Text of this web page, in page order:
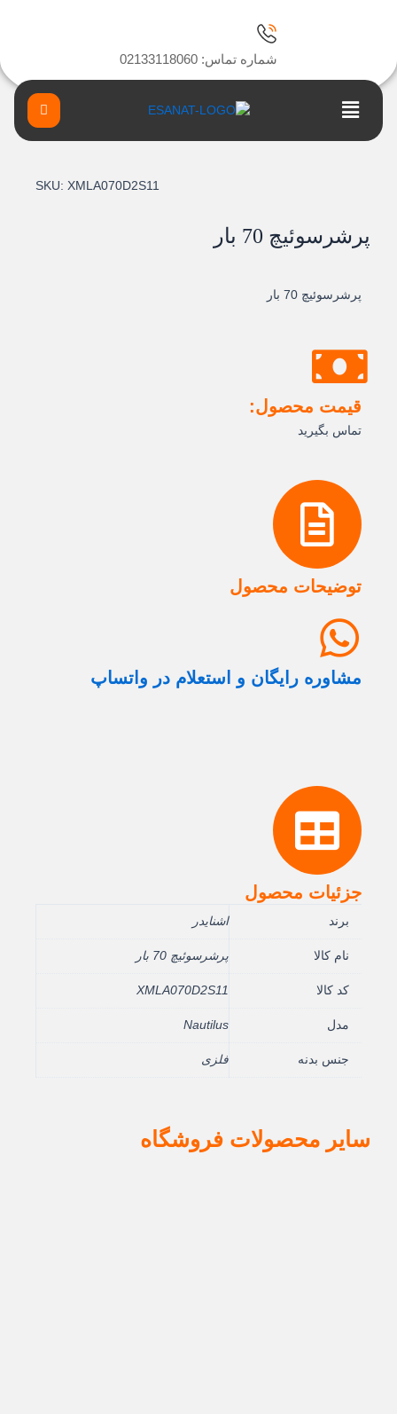
شماره تماس: 02133118060
Main
SKU: XMLA070D2S11
پرشرسوئيچ 70 بار
پرشرسوئيچ 70 بار
قیمت محصول:
تماس بگیرید
توضیحات محصول
مشاوره رایگان و استعلام در واتساپ
جزئیات محصول
برند اشنایدر
نام کالا پرشرسوئيچ 70 بار
کد کالا XMLA070D2S11
مدل Nautilus
جنس بدنه فلزی
سایر محصولات فروشگاه